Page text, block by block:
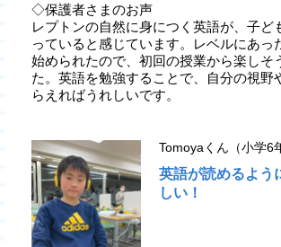
◇保護者さまのお声
レプトンの自然に身につく英語が、子ど
っていると感じています。レベルにあっ
始められたので、初回の授業から楽しそ
た。英語を勉強することで、自分の視野
らえればうれしいです。
Tomoyaくん（小学6
英語が読めるよう
しい！